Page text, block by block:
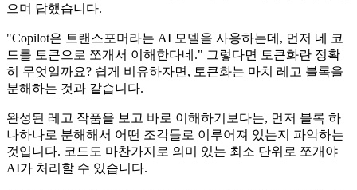
으며 답했습니다.
"Copilot은 트랜스포머라는 AI 모델을 사용하는데, 먼저 네 코
드를 토큰으로 쪼개서 이해한다네." 그렇다면 토큰화란 정확
히 무엇일까요? 쉽게 비유하자면, 토큰화는 마치 레고 블록을
분해하는 것과 같습니다.
완성된 레고 작품을 보고 바로 이해하기보다는, 먼저 블록 하
나하나로 분해해서 어떤 조각들로 이루어져 있는지 파악하는
것입니다. 코드도 마찬가지로 의미 있는 최소 단위로 쪼개야
AI가 처리할 수 있습니다.